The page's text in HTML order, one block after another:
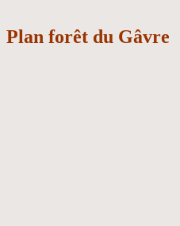
Plan forêt du Gâvre